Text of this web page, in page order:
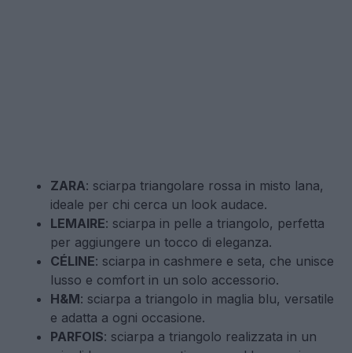
ZARA: sciarpa triangolare rossa in misto lana,
ideale per chi cerca un look audace.
LEMAIRE: sciarpa in pelle a triangolo, perfetta
per aggiungere un tocco di eleganza.
CÉLINE: sciarpa in cashmere e seta, che unisce
lusso e comfort in un solo accessorio.
H&M: sciarpa a triangolo in maglia blu, versatile
e adatta a ogni occasione.
PARFOIS: sciarpa a triangolo realizzata in un